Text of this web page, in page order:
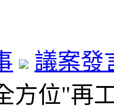
議案發
方位"再